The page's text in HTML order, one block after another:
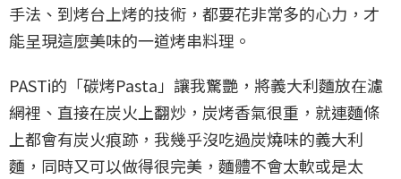
手法、到烤台上烤的技術，都要花非常多的心力，才
能呈現這麼美味的一道烤串料理。
PASTi的「碳烤Pasta」讓我驚艷，將義大利麵放在濾
網裡、直接在炭火上翻炒，炭烤香氣很重，就連麵條
上都會有炭火痕跡，我幾乎沒吃過炭燒味的義大利
麵，同時又可以做得很完美，麵體不會太軟或是太